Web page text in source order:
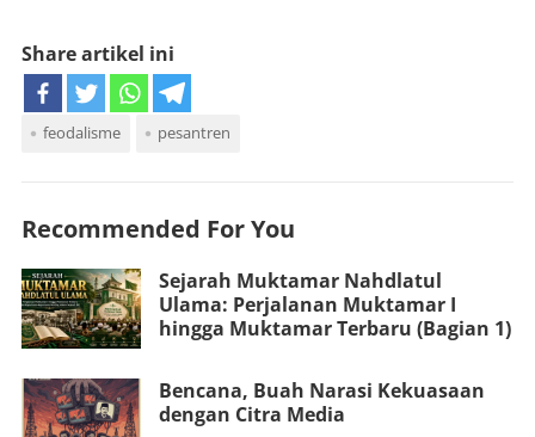
Share artikel ini
feodalisme pesantren
Recommended For You
Sejarah Muktamar Nahdlatul
Ulama: Perjalanan Muktamar I
hingga Muktamar Terbaru (Bagian 1)
Bencana, Buah Narasi Kekuasaan
dengan Citra Media